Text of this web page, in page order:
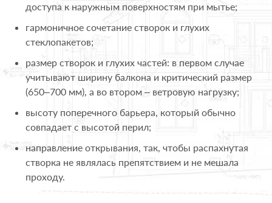
доступа к наружным поверхностям при мытье;
гармоничное сочетание створок и глухих
стеклопакетов;
размер створок и глухих частей: в первом случае
учитывают ширину балкона и критический размер
(650–700 мм), а во втором – ветровую нагрузку;
высоту поперечного барьера, который обычно
совпадает с высотой перил;
направление открывания, так, чтобы распахнутая
створка не являлась препятствием и не мешала
проходу.